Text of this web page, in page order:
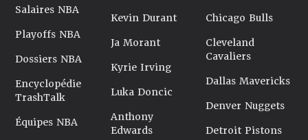
Salaires NBA
Playoffs NBA
Dossiers NBA
Encyclopédie
TrashTalk
Équipes NBA
Kevin Durant
Ja Morant
Kyrie Irving
Luka Doncic
Anthony
Edwards
Chicago Bulls
Cleveland
Cavaliers
Dallas Mavericks
Denver Nuggets
Detroit Pistons